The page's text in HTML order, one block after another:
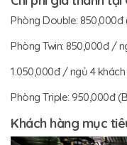
Phòng Double:
Phòng Twin: 850,000đ /
1.050,000đ / ngủ 4
Phòng Triple: 950,000đ
Khách hàng mục